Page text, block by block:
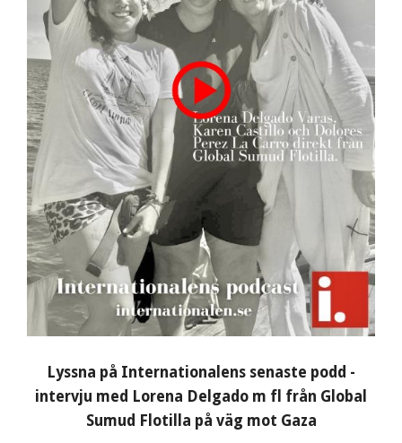
Lyssna på Internationalens senaste podd -
intervju med Lorena Delgado m fl från Global
Sumud Flotilla på väg mot Gaza